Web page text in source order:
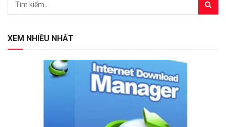
XEM NHIỀU NHẤT